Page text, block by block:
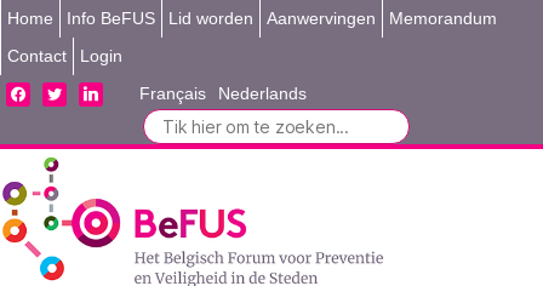
Home Info BeFUS Lid worden Aanwervingen
Memorandum
Contact
Login
facebooktwitterlinkedin Français Nederlands
Search
for: